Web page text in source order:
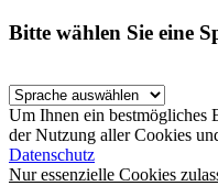
Bitte wählen Sie eine
Um Ihnen ein bestmögliches
der Nutzung aller Cookies
Datenschutz
Nur essenzielle Cookies